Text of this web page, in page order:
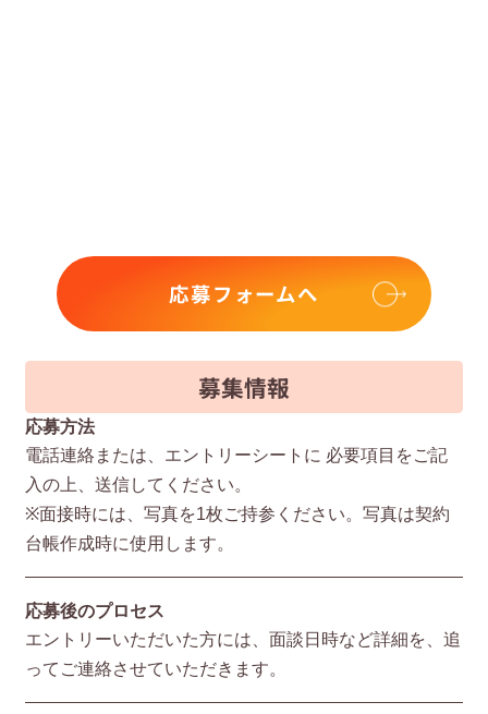
応募フォームへ
募集情報
応募方法
電話連絡または、エントリーシートに 必要項⽬をご記
⼊の上、送信してください。
※⾯接時には、写真を1枚ご持参ください。写真は契約
台帳作成時に使⽤します。
応募後のプロセス
エントリーいただいた⽅には、⾯談⽇時など詳細を、追
ってご連絡させていただきます。